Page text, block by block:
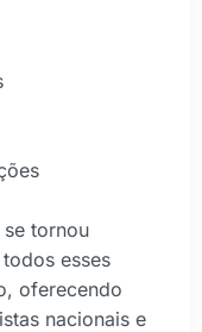
se tornou
esses
oferecendo
nacionais e